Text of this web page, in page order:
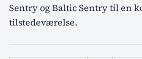
Sentry og Baltic Sentry til en
tilstedeværelse.